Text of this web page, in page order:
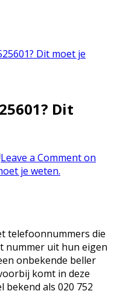
Dit moet je
Dit
Leave a Commenton
je weten.
telefoonnummers die
nummer uit hun eigen
onbekende beller
komt in deze
bekend als 020 752